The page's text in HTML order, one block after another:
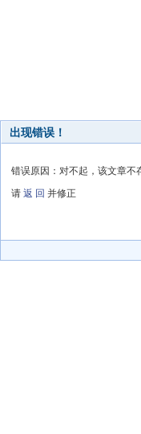
出现错误！
错误原因：对不起，该文章不
请 返 回 并修正